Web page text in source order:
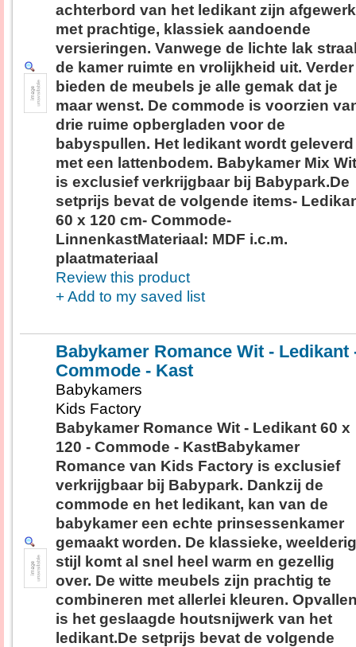
achterbord van het ledikant zijn
met prachtige, klassiek aandoende
versieringen. Vanwege de lichte lak
de kamer ruimte en vrolijkheid uit. Verder
bieden de meubels je alle gemak dat je
maar wenst. De commode is voorzien
drie ruime opbergladen voor de
babyspullen. Het ledikant wordt geleverd
met een lattenbodem. Babykamer Mix Wit
is exclusief verkrijgbaar bij Babypark.De
setprijs bevat de volgende items-
60 x 120 cm- Commode-
LinnenkastMateriaal: MDF i.c.m.
plaatmateriaal
Review this product
+ Add to my saved list
Babykamer Romance Wit - Ledikant
Commode - Kast
Babykamers
Kids Factory
Babykamer Romance Wit - Ledikant 60 x
120 - Commode - KastBabykamer
Romance van Kids Factory is exclusief
verkrijgbaar bij Babypark. Dankzij de
commode en het ledikant, kan van de
babykamer een echte prinsessenkamer
gemaakt worden. De klassieke,
stijl komt al snel heel warm en gezellig
over. De witte meubels zijn prachtig te
combineren met allerlei kleuren.
is het geslaagde houtsnijwerk van het
ledikant.De setprijs bevat de volgende